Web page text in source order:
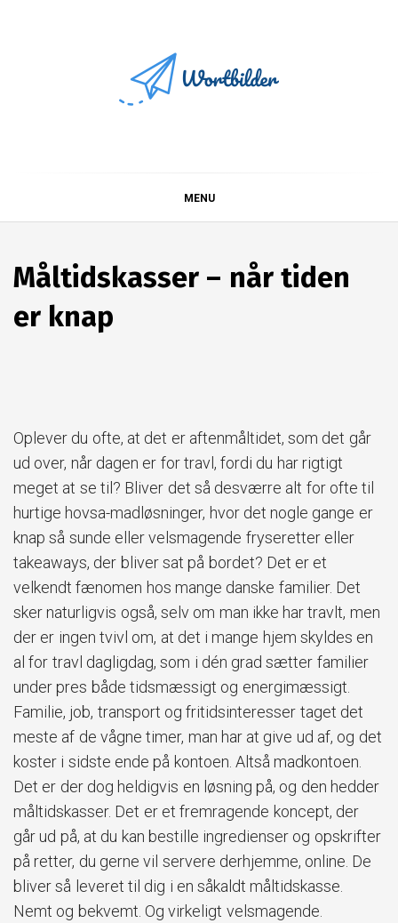
MENU
Måltidskasser – når tiden
er knap
Oplever du ofte, at det er aftenmåltidet, som det går
ud over, når dagen er for travl, fordi du har rigtigt
meget at se til? Bliver det så desværre alt for ofte til
hurtige hovsa-madløsninger, hvor det nogle gange er
knap så sunde eller velsmagende fryseretter eller
takeaways, der bliver sat på bordet? Det er et
velkendt fænomen hos mange danske familier. Det
sker naturligvis også, selv om man ikke har travlt, men
der er ingen tvivl om, at det i mange hjem skyldes en
al for travl dagligdag, som i dén grad sætter familier
under pres både tidsmæssigt og energimæssigt.
Familie, job, transport og fritidsinteresser taget det
meste af de vågne timer, man har at give ud af, og det
koster i sidste ende på kontoen. Altså madkontoen.
Det er der dog heldigvis en løsning på, og den hedder
måltidskasser. Det er et fremragende koncept, der
går ud på, at du kan bestille ingredienser og opskrifter
på retter, du gerne vil servere derhjemme, online. De
bliver så leveret til dig i en såkaldt måltidskasse.
Nemt og bekvemt. Og virkeligt velsmagende.